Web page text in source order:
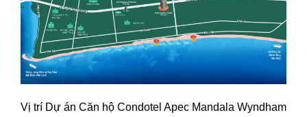
Vị trí Dự án Căn hộ Condotel Apec Mandala Wyndham